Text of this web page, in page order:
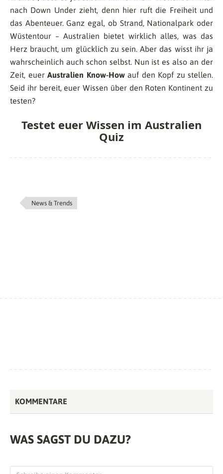
nach Down Under zieht, denn hier ruft die Freiheit und
das Abenteuer. Ganz egal, ob Strand, Nationalpark oder
Wüstentour – Australien bietet wirklich alles, was das
Herz braucht, um glücklich zu sein. Aber das wisst ihr ja
wahrscheinlich auch schon selbst. Nun ist es also an der
Zeit, euer Australien Know-Howauf den Kopf zu stellen.
Seid ihr bereit, euer Wissen über den Roten Kontinent zu
testen?
Testet euer Wissen im Australien
Quiz
News & Trends
KOMMENTARE
WAS SAGST DU DAZU?